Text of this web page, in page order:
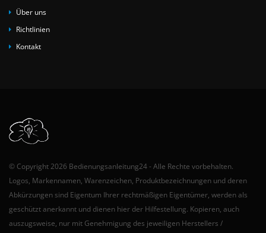
Über uns
Richtlinien
Kontakt
© Copyright 2026 Bedienungsanleitung24 - Alle Rechte vorbehalten.
Logos, Markennamen, Warenzeichen, Produktbezeichnungen und deren
Abkürzungen sind Eigentum Ihrer rechtmäßigen Eigentümer, werden als
geschützt anerkannt und dienen hier der Hilfestellung. Kopieren, auch
auszugsweise, nur mit Genehmigung des jeweiligen Herstellers /